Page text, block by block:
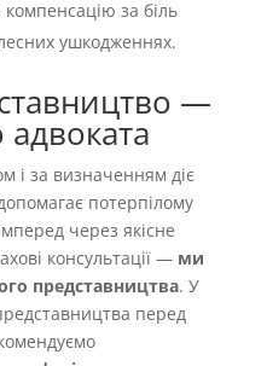
за біль
ушкодженнях.
—
і за визначенням діє
потерпілому
через якісне
консультації — ми
представництва. У
перед